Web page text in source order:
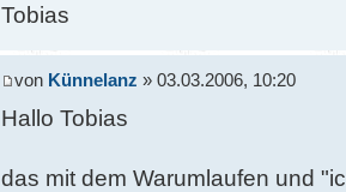
Tobias
von Künnelanz » 03.03.2006, 10:20
Hallo Tobias
das mit dem Warumlaufen und